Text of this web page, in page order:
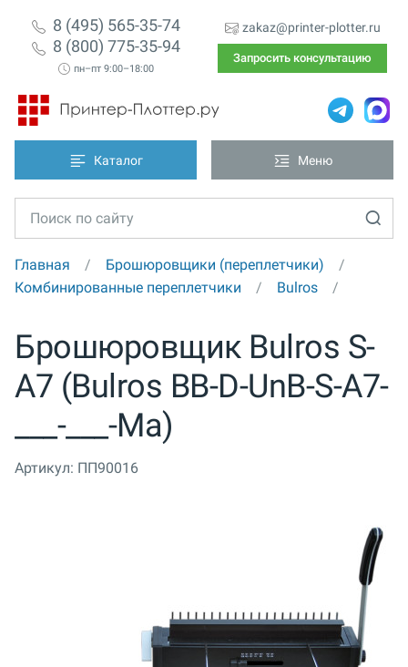
8 (495) 565-35-74
8 (800) 775-35-94
пн–пт 9:00–18:00
zakaz@printer-plotter.ru
Запросить консультацию
Каталог Меню
Главная
Брошюровщики (переплетчики)
Комбинированные переплетчики
Bulros
Брошюровщик Bulros S-
A7 (Bulros BB-D-UnB-S-A7-
___-___-Ma)
Артикул: ПП90016